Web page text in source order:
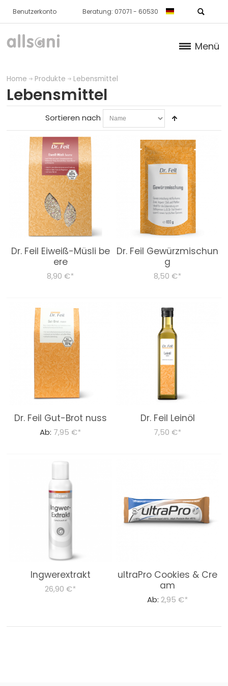
Benutzerkonto Beratung: 07071 - 60530
Menü
KNORPEL / KNOCHEN / BINDEGEWEBE
STOFFWECHSEL
IMMUNSYSTEM
WEITERE PRODUKTE
LEBENSMITTEL
Über Uns
Dr. Feil Strategie
Home Produkte Lebensmittel
Lebensmittel
Sortieren nach
Dr. Feil Eiweiß-Müsli be
ere
8,90 €*
Dr. Feil Gewürzmischun
g
8,50 €*
Dr. Feil Gut-Brot nuss
Ab: 7,95 €*
Dr. Feil Leinöl
7,50 €*
Ingwerextrakt
26,90 €*
ultraPro Cookies & Cre
am
Ab: 2,95 €*